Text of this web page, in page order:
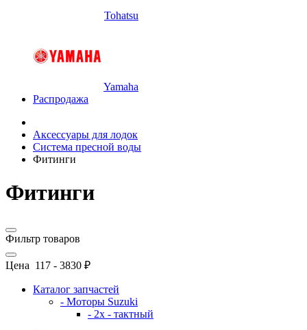
Tohatsu
Yamaha
Распродажа
Аксессуары для лодок
Система пресной воды
Фитинги
Фитинги
Фильтр товаров
Цена 117 - 3830 ₽
Каталог запчастей
- Моторы Suzuki
- 2x - тактный